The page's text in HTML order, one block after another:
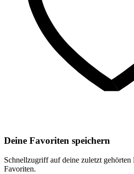
Deine Favoriten speichern
Schnellzugriff auf deine zuletzt gehörten
Favoriten.